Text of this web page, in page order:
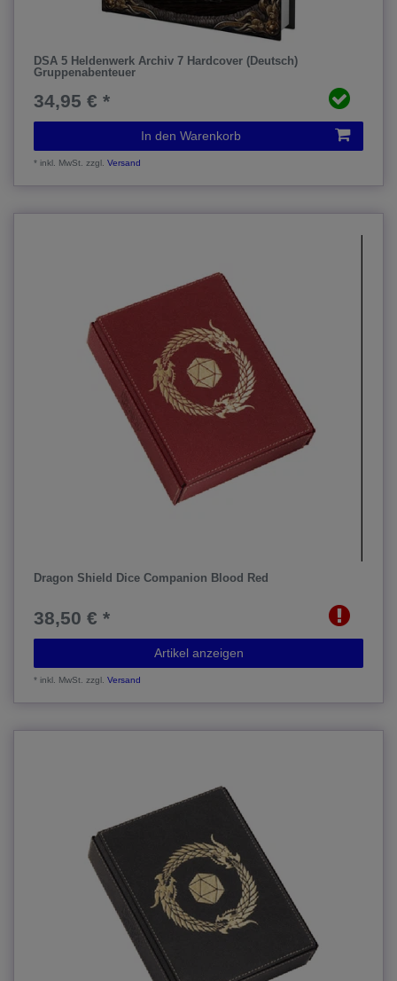
DSA 5 Heldenwerk Archiv 7 Hardcover (Deutsch)
Gruppenabenteuer
34,95 € *
In den Warenkorb
*inkl. MwSt. zzgl.Versand
Dragon Shield Dice Companion Blood Red
38,50 € *
Artikel anzeigen
*inkl. MwSt. zzgl.Versand